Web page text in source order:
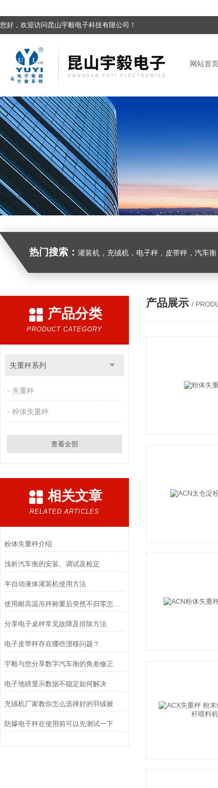
您好，欢迎访问昆山宇毅电子科技有限公司！
网站首
热门搜索： 灌装机，充绒机，电子秤，皮带秤，汽车
产品分类
PRODUCT CATEGORY
失重秤系列
失重秤
粉体失重秤
查看全部
相关文章
RELATED ARTICLES
粉体失重秤介绍
浅析汽车衡的安装、调试及检定
半自动液体灌装机使用方法
​分享电子桌秤常见故障及排除方法
电子皮带秤存在哪些漂移问题？
宇毅与您分享数字汽车衡的角差修正
电子地磅显示数据不稳定如何解决
充绒机厂家教你怎么选择好的羽绒被
防爆电子秤在使用前可以先测试一下
产品展示 /